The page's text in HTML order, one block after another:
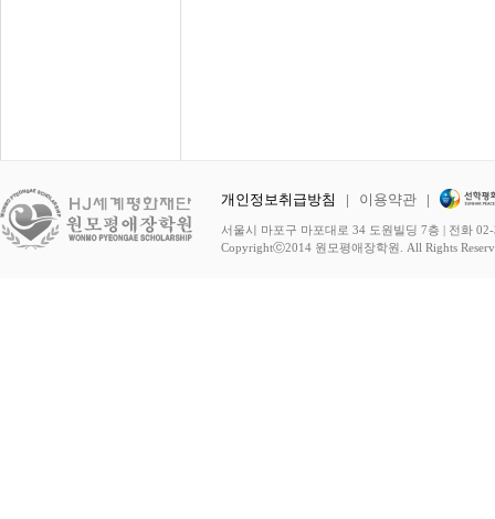
개인정보취급방침 | 이용약관 |
서울시 마포구 마포대로 34 도원빌딩 7층 | 전화
Copyrightⓒ2014 원모평애장학원. All Rights